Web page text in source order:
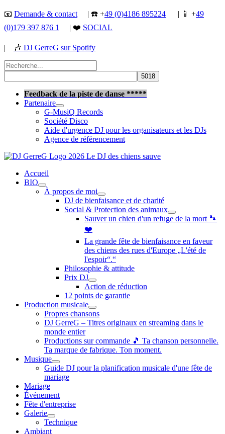
Aller
contenu
📧 Demande & contact | ☎️ +49 (0)4186 895224 | 📱 +49
(0)179 397 876 1
| ❤️ SOCIAL
| 🎶 DJ GerreG sur Spotify
Rechercher :
Feedback de la piste de danse *****
Partenaire
G-MusiQ Records
Société Disco
Aide d'urgence DJ pour les organisateurs et les DJs
Agence de référencement
Accueil
BIO
À propos de moi
DJ de bienfaisance et de charité
Social & Protection des animaux
Sauver un chien d'un refuge de la mort 🐾
❤️
La grande fête de bienfaisance en faveur
des chiens des rues d'Europe „L'été de
l'espoir“.“
Philosophie & attitude
Prix DJ
Action de réduction
12 points de garantie
Production musicale
Propres chansons
DJ GerreG – Titres originaux en streaming dans le
monde entier
Productions sur commande 🎵 Ta chanson personnelle.
Ta marque de fabrique. Ton moment.
Musique
Guide DJ pour la planification musicale d'une fête de
mariage
Mariage
Événement
Fête d'entreprise
Galerie
Technique
Ambiant